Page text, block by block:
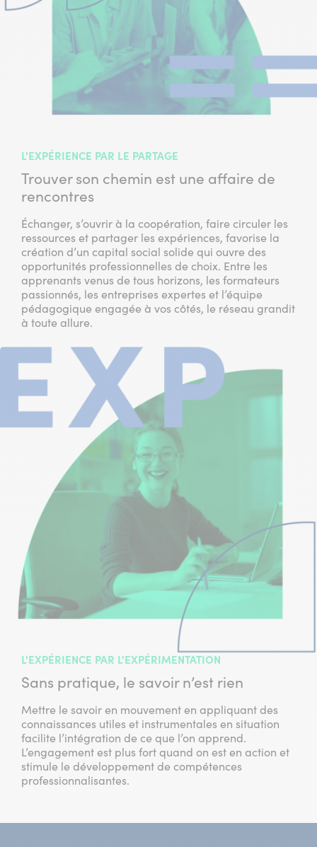
L'EXPÉRIENCE PAR LE PARTAGE
Trouver son chemin est une affaire de
rencontres
Échanger, s’ouvrir à la coopération, faire circuler les
ressources et partager les expériences, favorise la
création d’un capital social solide qui ouvre des
opportunités professionnelles de choix. Entre les
apprenants venus de tous horizons, les formateurs
passionnés, les entreprises expertes et l’équipe
pédagogique engagée à vos côtés, le réseau grandit
à toute allure.
L'EXPÉRIENCE PAR L'EXPÉRIMENTATION
Sans pratique, le savoir n’est rien
Mettre le savoir en mouvement en appliquant des
connaissances utiles et instrumentales en situation
facilite l’intégration de ce que l’on apprend.
L’engagement est plus fort quand on est en action et
stimule le développement de compétences
professionnalisantes.